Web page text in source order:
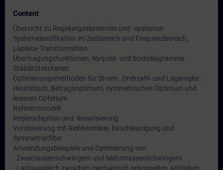
Content
Übersicht zu Regelungselementen und -systemen
Systemidentifikation im Zeitbereich und Frequenzbereich,
Laplace-Transformation
Übertragungsfunktionen, Nyquist- und Bodediagramme
Stabilitätskriterien
Optimierungsmethoden für Strom-, Drehzahl- und Lageregler:
Heuristisch, Betragsoptimum, symmetrisches Optimum und
lineares Optimum
Referenzmodell
Regleradaption und -linearisierung
Vorsteuerung mit Reibkennlinie, Beschleunigung und
Symmetrierfilter
Anwendungsbeispiele und Optimierung von
- Zweimassenschwingern und Mehrmassenschwingern
- Lastausgleich zwischen mechanisch gekoppelten Antrieben